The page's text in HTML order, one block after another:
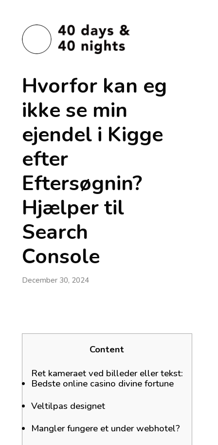
Hvorfor kan eg
ikke se min
ejendel i Kigge
efter
Eftersøgnin?
Hjælper til
Search
Console
December 30, 2024
Content
Ret kameraet ved billeder eller tekst:
Bedste online casino divine fortune
Veltilpas designet
Mangler fungere et under webhotel?